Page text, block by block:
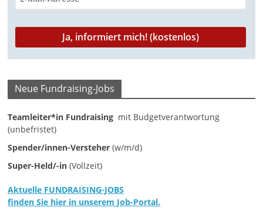
a
-
M
r
e
i
n
g
|
Neue Fundraising-Jobs
Teamleiter*in Fundraising mit Budgetverantwortung
(unbefristet)
Spender/innen-Versteher (w/m/d)
Super-Held/-in (Vollzeit)
Aktuelle FUNDRAISING-JOBS
finden Sie hier in unserem Job-Portal.